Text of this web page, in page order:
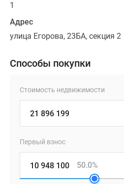
1
Адрес
улица Егорова, 23БА, секция 2
Способы покупки
Стоимость недвижимости
Первый взнос
50.0%